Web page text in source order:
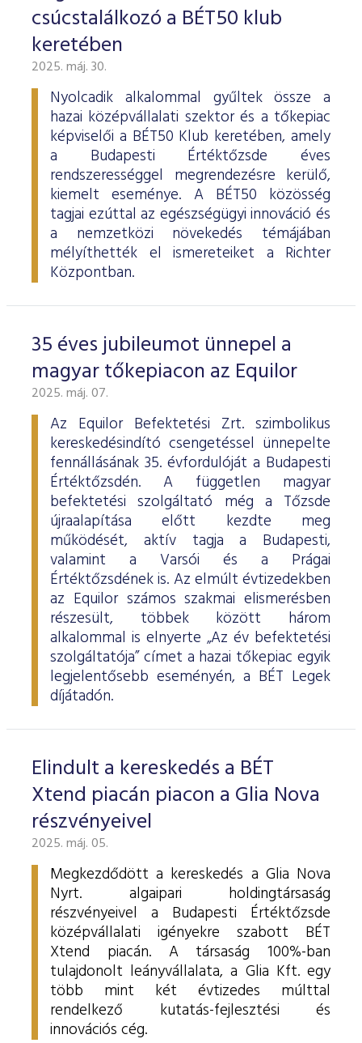
ESG Útmutató
csúcstalálkozó a BÉT50 klub
keretében
2025. máj. 30.
Nyolcadik alkalommal gyűltek össze a
hazai középvállalati szektor és a tőkepiac
képviselői a BÉT50 Klub keretében, amely
a Budapesti Értéktőzsde éves
rendszerességgel megrendezésre kerülő,
kiemelt eseménye. A BÉT50 közösség
tagjai ezúttal az egészségügyi innováció és
a nemzetközi növekedés témájában
mélyíthették el ismereteiket a Richter
Központban.
35 éves jubileumot ünnepel a
magyar tőkepiacon az Equilor
2025. máj. 07.
Az Equilor Befektetési Zrt. szimbolikus
kereskedésindító csengetéssel ünnepelte
fennállásának 35. évfordulóját a Budapesti
Értéktőzsdén. A független magyar
befektetési szolgáltató még a Tőzsde
újraalapítása előtt kezdte meg
működését, aktív tagja a Budapesti,
valamint a Varsói és a Prágai
Értéktőzsdének is. Az elmúlt évtizedekben
az Equilor számos szakmai elismerésben
részesült, többek között három
alkalommal is elnyerte „Az év befektetési
szolgáltatója” címet a hazai tőkepiac egyik
legjelentősebb eseményén, a BÉT Legek
díjátadón.
Elindult a kereskedés a BÉT
Xtend piacán piacon a Glia Nova
részvényeivel
2025. máj. 05.
Megkezdődött a kereskedés a Glia Nova
Nyrt. algaipari holdingtársaság
részvényeivel a Budapesti Értéktőzsde
középvállalati igényekre szabott BÉT
Xtend piacán. A társaság 100%-ban
tulajdonolt leányvállalata, a Glia Kft. egy
több mint két évtizedes múlttal
rendelkező kutatás-fejlesztési és
innovációs cég.